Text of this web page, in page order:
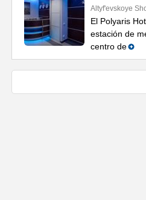
Altyf'evskoye
El Polyaris
estación de
centro de